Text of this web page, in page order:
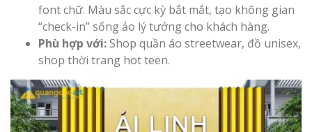
font chữ. Màu sắc cực kỳ bắt mắt, tạo không gian
“check-in” sống ảo lý tưởng cho khách hàng.
Phù hợp với:Shop quần áo streetwear, đồ unisex,
shop thời trang hot teen.